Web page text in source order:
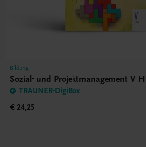
Bildung
Sozial- und Projektmanagement V
TRAUNER-DigiBox
€ 24,25